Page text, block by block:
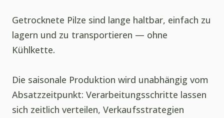
Getrocknete Pilze sind lange haltbar, einfach zu
lagern und zu transportieren — ohne
Kühlkette.
Die saisonale Produktion wird unabhängig vom
Absatzzeitpunkt: Verarbeitungsschritte lassen
sich zeitlich verteilen, Verkaufsstrategien